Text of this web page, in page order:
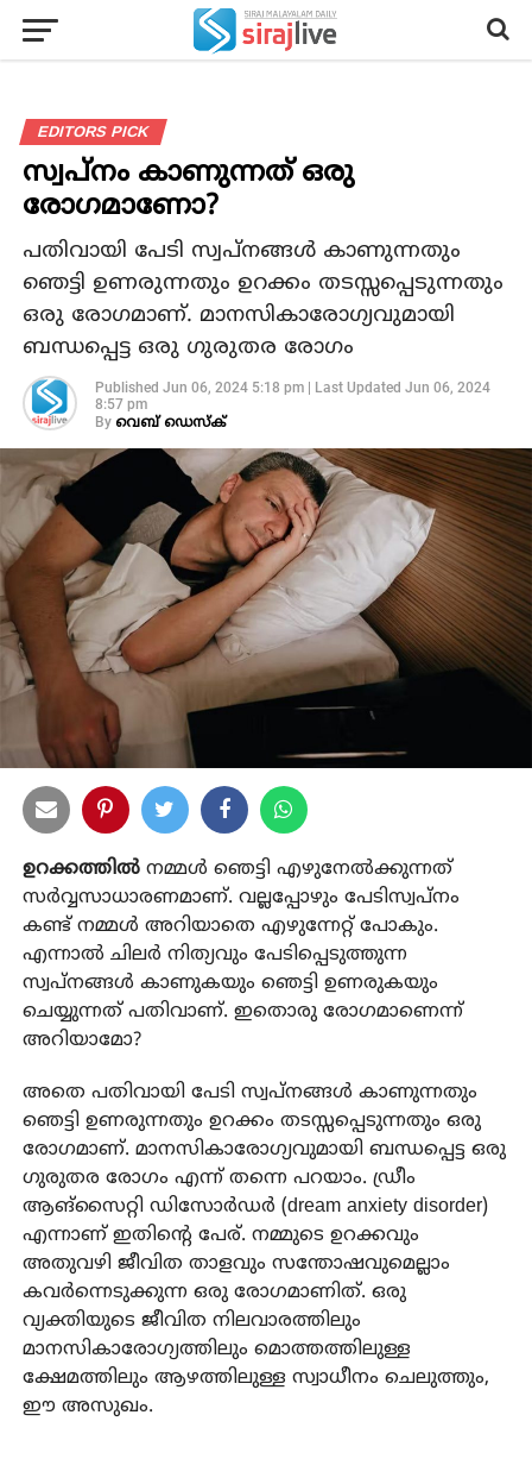
EDITORS PICK
സ്വപ്നം കാണുന്നത് ഒരു
രോഗമാണോ?
പതിവായി പേടി സ്വപ്നങ്ങൾ കാണുന്നതും
ഞെട്ടി ഉണരുന്നതും ഉറക്കം തടസ്സപ്പെടുന്നതും
ഒരു രോഗമാണ്. മാനസികാരോഗ്യവുമായി
ബന്ധപ്പെട്ട ഒരു ഗുരുതര രോഗം
Published Jun 06, 2024 5:18 pm| Last Updated Jun 06, 2024
8:57 pm
By വെബ് ഡെസ്‌ക്
ഉറക്കത്തിൽനമ്മൾ ഞെട്ടി എഴുനേൽക്കുന്നത്
സർവ്വസാധാരണമാണ്. വല്ലപ്പോഴും പേടിസ്വപ്നം
കണ്ട് നമ്മൾ അറിയാതെ എഴുന്നേറ്റ് പോകും.
എന്നാൽ ചിലർ നിത്യവും പേടിപ്പെടുത്തുന്ന
സ്വപ്നങ്ങൾ കാണുകയും ഞെട്ടി ഉണരുകയും
ചെയ്യുന്നത് പതിവാണ്. ഇതൊരു രോഗമാണെന്ന്
അറിയാമോ?
അതെ പതിവായി പേടി സ്വപ്നങ്ങൾ കാണുന്നതും
ഞെട്ടി ഉണരുന്നതും ഉറക്കം തടസ്സപ്പെടുന്നതും ഒരു
രോഗമാണ്. മാനസികാരോഗ്യവുമായി ബന്ധപ്പെട്ട ഒരു
ഗുരുതര രോഗം എന്ന് തന്നെ പറയാം. ഡ്രീം
ആങ്സൈറ്റി ഡിസോർഡർ (dream anxiety disorder)
എന്നാണ് ഇതിന്റെ പേര്. നമ്മുടെ ഉറക്കവും
അതുവഴി ജീവിത താളവും സന്തോഷവുമെല്ലാം
കവർന്നെടുക്കുന്ന ഒരു രോഗമാണിത്. ഒരു
വ്യക്തിയുടെ ജീവിത നിലവാരത്തിലും
മാനസികാരോഗ്യത്തിലും മൊത്തത്തിലുള്ള
ക്ഷേമത്തിലും ആഴത്തിലുള്ള സ്വാധീനം ചെലുത്തും,
ഈ അസുഖം.